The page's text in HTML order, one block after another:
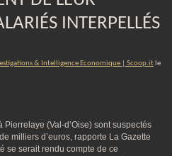
INTERPELLÉS
& Intelligence Economique | Scoop.it le
(Val-d’Oise) sont suspectés
milliers d’euros, rapporte La Gazette
se serait rendu compte de ce